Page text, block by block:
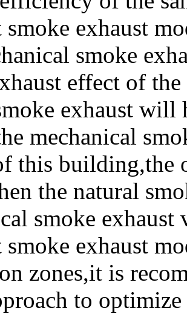
exhaust
smoke
effect of
exhaust will
mechanical
this building,the
the natural
smoke exhaust
exhaust
zones,it is
to